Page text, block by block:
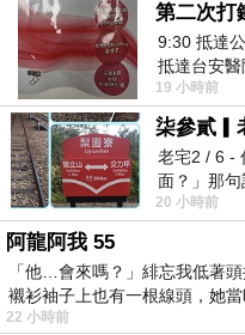
《築巢人》是第四度
首獎的最佳紀錄片(
《沉沒之島》&《爸爸
曲》、2010年《乘著
也獲頒最佳剪輯。
導演沈可尚曾以短片
佳創作短片，2009年
紀錄片，2011年紀錄
金鐘獎剪輯、教育文
項獎。《築巢人》是
拍自閉症題材，迥異
巢人》聚焦於父親面
第二次打
9:30 抵達
抵達台安
去的 B12
19 小時前
柒參貳▎
老宅2 / 6 -
面？」那
死盯著照片
20 小時前
阿龍阿我 55
「他…會來嗎？」緋忘我低著
襯衫袖子上也有一根線頭，她
22 小時前